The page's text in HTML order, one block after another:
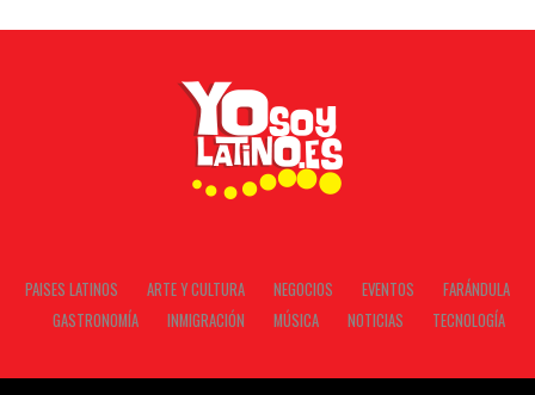
PAISES LATINOS ARTE Y CULTURA NEGOCIOS EVENTOS
FARÁNDULA
GASTRONOMÍA
INMIGRACIÓN MÚSICA NOTICIAS TECNOLOGÍA